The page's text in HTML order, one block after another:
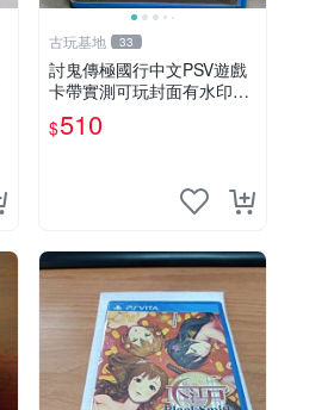
古玩基地 33
討鬼傳極國行中文PSV遊戲
卡帶實測可玩封面有水印受
潮痕跡請看圖確認成色無異
議再拍嚴選二手遊戲請認真
$510